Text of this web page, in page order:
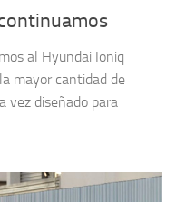
al Hyundai Ioniq
mayor cantidad de
vez diseñado para